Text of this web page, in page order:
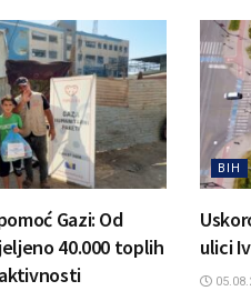
Gazi: Od
40.000 toplih
BIH
ulici